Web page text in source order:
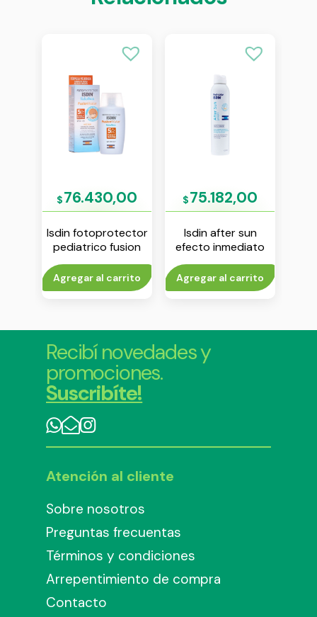
$76.430,00
Isdin fotoprotector
pediatrico fusion
water spf 50
crema 50 ml
Agregar al carrito
$75.182,00
Isdin after sun
efecto inmediato
aerosol 200 ml
Agregar al carrito
Recibí novedades y
promociones.
Suscribíte!
Atención al cliente
Sobre nosotros
Preguntas frecuentas
Términos y condiciones
Arrepentimiento de compra
Contacto